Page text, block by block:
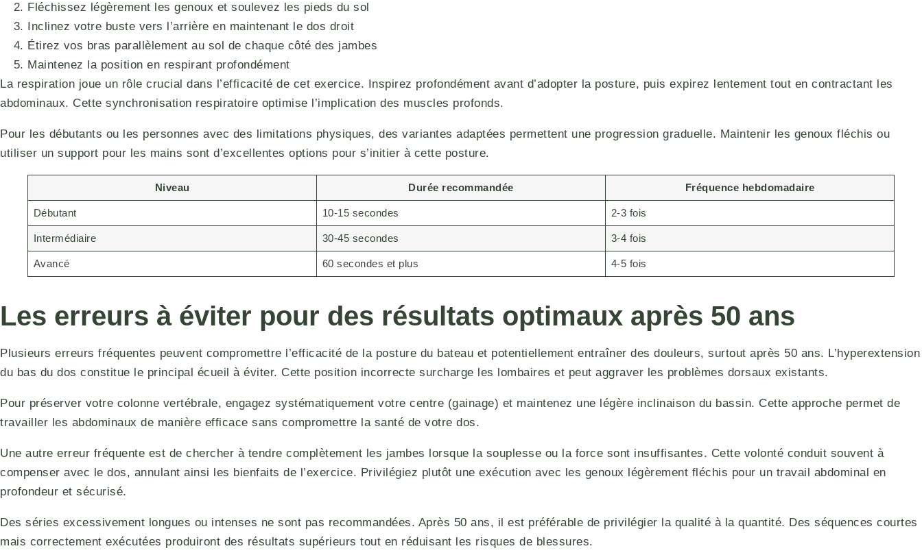
Fléchissez légèrement les genoux et soulevez les pieds du sol
Inclinez votre buste vers l’arrière en maintenant le dos droit
Étirez vos bras parallèlement au sol de chaque côté des jambes
Maintenez la position en respirant profondément
La respiration joue un rôle crucial dans l’efficacité de cet exercice. Inspirez profondément avant d’adopter la posture, puis expirez lentement tout en contractant les
abdominaux. Cette synchronisation respiratoire optimise l’implication des muscles profonds.
Pour les débutants ou les personnes avec des limitations physiques, des variantes adaptées permettent une progression graduelle. Maintenir les genoux fléchis ou
utiliser un support pour les mains sont d’excellentes options pour s’initier à cette posture.
Niveau Durée recommandée Fréquence hebdomadaire
Débutant 10-15 secondes 2-3 fois
Intermédiaire 30-45 secondes 3-4 fois
Avancé 60 secondes et plus 4-5 fois
Les erreurs à éviter pour des résultats optimaux après 50 ans
Plusieurs erreurs fréquentes peuvent compromettre l’efficacité de la posture du bateau et potentiellement entraîner des douleurs, surtout après 50 ans. L’hyperextension
du bas du dos constitue le principal écueil à éviter. Cette position incorrecte surcharge les lombaires et peut aggraver les problèmes dorsaux existants.
Pour préserver votre colonne vertébrale, engagez systématiquement votre centre (gainage) et maintenez une légère inclinaison du bassin. Cette approche permet de
travailler les abdominaux de manière efficace sans compromettre la santé de votre dos.
Une autre erreur fréquente est de chercher à tendre complètement les jambes lorsque la souplesse ou la force sont insuffisantes. Cette volonté conduit souvent à
compenser avec le dos, annulant ainsi les bienfaits de l’exercice. Privilégiez plutôt une exécution avec les genoux légèrement fléchis pour un travail abdominal en
profondeur et sécurisé.
Des séries excessivement longues ou intenses ne sont pas recommandées. Après 50 ans, il est préférable de privilégier la qualité à la quantité. Des séquences courtes
mais correctement exécutées produiront des résultats supérieurs tout en réduisant les risques de blessures.